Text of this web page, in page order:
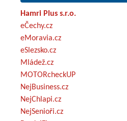
Hamri Plus s.r.o.
eČechy.cz
eMoravia.cz
eSlezsko.cz
Mládež.cz
MOTORcheckUP
NejBusiness.cz
NejChlapi.cz
NejSenioři.cz